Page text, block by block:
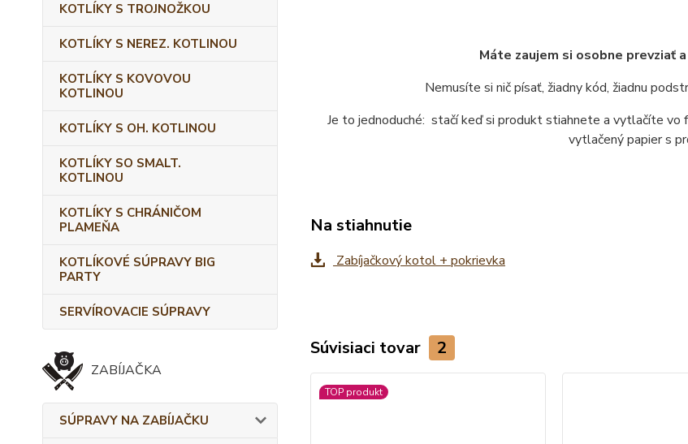
KOTLÍKY S TROJNOŽKOU
KOTLÍKY S NEREZ. KOTLINOU
KOTLÍKY S KOVOVOU
KOTLINOU
KOTLÍKY S OH. KOTLINOU
KOTLÍKY SO SMALT.
KOTLINOU
KOTLÍKY S CHRÁNIČOM
PLAMEŇA
KOTLÍKOVÉ SÚPRAVY BIG
PARTY
SERVÍROVACIE SÚPRAVY
ZABÍJAČKA
SÚPRAVY NA ZABÍJAČKU
Máte zaujem si osobne prevziať
Nemusíte si nič písať, žiadny kód, žiadnu
Je to jednoduché: stačí keď si produkt stiahnete a vytlačíte vo
vytlačený papier s
Na stiahnutie
Zabíjačkový kotol + pokrievka
Súvisiaci tovar 2
TOP produkt